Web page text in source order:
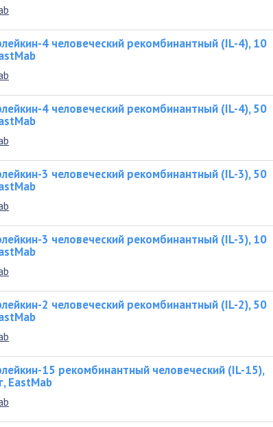
4 человеческий рекомбинантный (IL-4), 10
4 человеческий рекомбинантный (IL-4), 50
3 человеческий рекомбинантный (IL-3), 50
3 человеческий рекомбинантный (IL-3), 10
2 человеческий рекомбинантный (IL-2), 50
15 рекомбинантный человеческий (IL-15),
EastMab